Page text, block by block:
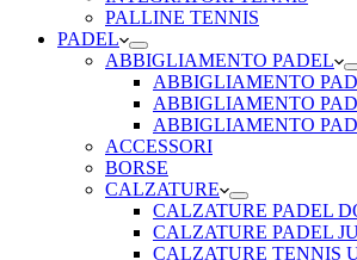
PALLINE TENNIS
PADEL
ABBIGLIAMENTO PADEL
ABBIGLIAMENTO
ABBIGLIAMENTO
ABBIGLIAMENTO
ACCESSORI
BORSE
CALZATURE
CALZATURE PADEL
CALZATURE PADEL
CALZATURE TENNIS